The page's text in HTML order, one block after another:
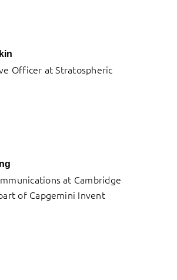
Officer at Stratospheric
at Cambridge
of Capgemini Invent